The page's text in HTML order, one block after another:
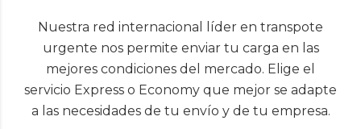
Nuestra red internacional líder en transpote
urgente nos permite enviar tu carga en las
mejores condiciones del mercado. Elige el
servicio Express o Economy que mejor se adapte
a las necesidades de tu envío y de tu empresa.